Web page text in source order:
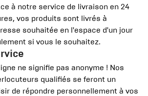
à notre service de livraison en 24
vos produits sont livrés à
souhaitée en l'espace d'un jour
si vous le souhaitez.
ne signifie pas anonyme ! Nos
qualifiés se feront un
de répondre personnellement à vos